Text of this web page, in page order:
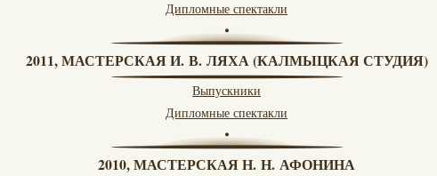
Дипломные спектакли
2011, МАСТЕРСКАЯ И. В. ЛЯХА (КАЛМЫЦКАЯ СТУДИЯ)
Выпускники
Дипломные спектакли
2010, МАСТЕРСКАЯ Н. Н. АФОНИНА